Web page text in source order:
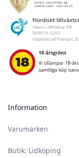
Information
Varumärken
Butik: Lidköping